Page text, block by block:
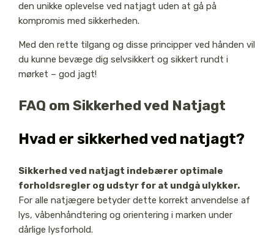
den unikke oplevelse ved natjagt uden at gå på
kompromis med sikkerheden.
Med den rette tilgang og disse principper ved hånden vil
du kunne bevæge dig selvsikkert og sikkert rundt i
mørket – god jagt!
FAQ om Sikkerhed ved Natjagt
Hvad er sikkerhed ved natjagt?
Sikkerhed ved natjagt indebærer optimale
forholdsregler og udstyr for at undgå ulykker.
For alle natjægere betyder dette korrekt anvendelse af
lys, våbenhåndtering og orientering i marken under
dårlige lysforhold.